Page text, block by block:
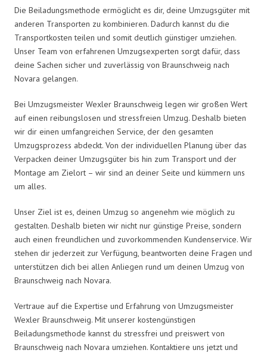
Die Beiladungsmethode ermöglicht es dir, deine Umzugsgüter mit
anderen Transporten zu kombinieren. Dadurch kannst du die
Transportkosten teilen und somit deutlich günstiger umziehen.
Unser Team von erfahrenen Umzugsexperten sorgt dafür, dass
deine Sachen sicher und zuverlässig von Braunschweig nach
Novara gelangen.
Bei Umzugsmeister Wexler Braunschweig legen wir großen Wert
auf einen reibungslosen und stressfreien Umzug. Deshalb bieten
wir dir einen umfangreichen Service, der den gesamten
Umzugsprozess abdeckt. Von der individuellen Planung über das
Verpacken deiner Umzugsgüter bis hin zum Transport und der
Montage am Zielort – wir sind an deiner Seite und kümmern uns
um alles.
Unser Ziel ist es, deinen Umzug so angenehm wie möglich zu
gestalten. Deshalb bieten wir nicht nur günstige Preise, sondern
auch einen freundlichen und zuvorkommenden Kundenservice. Wir
stehen dir jederzeit zur Verfügung, beantworten deine Fragen und
unterstützen dich bei allen Anliegen rund um deinen Umzug von
Braunschweig nach Novara.
Vertraue auf die Expertise und Erfahrung von Umzugsmeister
Wexler Braunschweig. Mit unserer kostengünstigen
Beiladungsmethode kannst du stressfrei und preiswert von
Braunschweig nach Novara umziehen. Kontaktiere uns jetzt und